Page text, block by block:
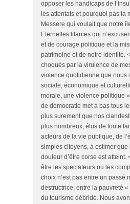
opposer les handicaps de
les attentats et pourquoi pas la
Messere qui voulait que notre
Eternelles litanies qui
et de courage politique et la
patrimoine et de notre identité.
choqués par la virulence de
violence quotidienne que nous
sociale, économique et
morale, une violence politique
de démocratie met à bas tous
plus surement que nos
plus nombreux, élus de toute
acteurs de la vie publique, de
simples citoyens, à estimer
douleur d’être corse est
être les spectateurs ou les
choix n’est pas entre un passé
destructrice, entre la pauvreté
du tourisme débridé. Nous